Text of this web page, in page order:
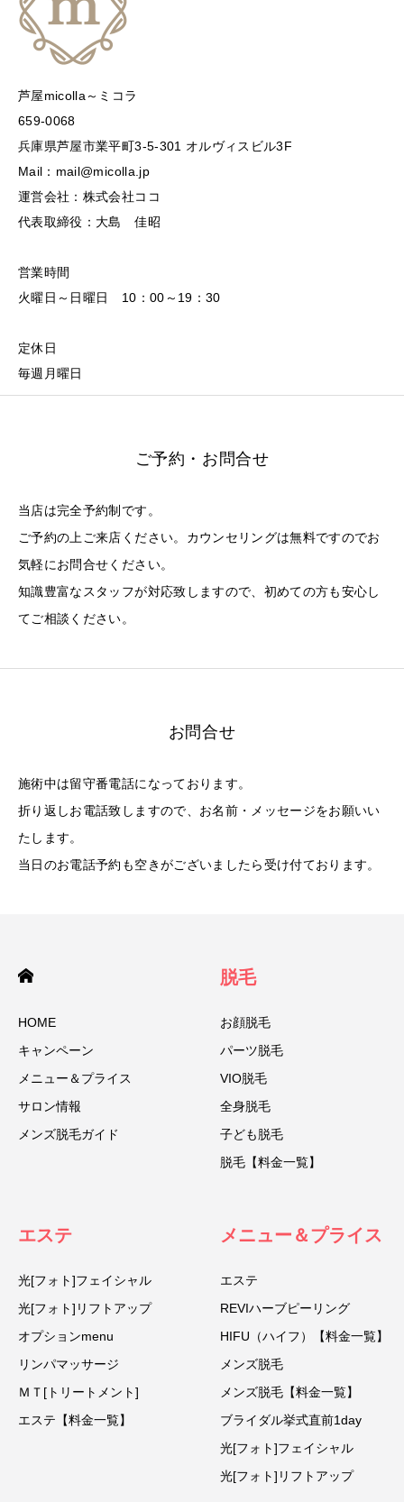
芦屋micolla～ミコラ
659-0068
兵庫県芦屋市業平町3-5-301 オルヴィスビル3F
Mail：mail@micolla.jp
運営会社：株式会社ココ
代表取締役：大島 佳昭
営業時間
火曜日～日曜日 10：00～19：30
定休日
毎週月曜日
ご予約・お問合せ
当店は完全予約制です。
ご予約の上ご来店ください。カウンセリングは無料ですのでお
気軽にお問合せください。
知識豊富なスタッフが対応致しますので、初めての方も安心し
てご相談ください。
お問合せ
施術中は留守番電話になっております。
折り返しお電話致しますので、お名前・メッセージをお願いい
たします。
当日のお電話予約も空きがございましたら受け付ております。
HOME
キャンペーン
メニュー＆プライス
サロン情報
メンズ脱毛ガイド
脱毛
お顔脱毛
パーツ脱毛
VIO脱毛
全身脱毛
子ども脱毛
脱毛【料金一覧】
エステ
光[フォト]フェイシャル
光[フォト]リフトアップ
オプションmenu
リンパマッサージ
ＭＴ[トリートメント]
エステ【料金一覧】
メニュー＆プライス
エステ
REVIハーブピーリング
HIFU（ハイフ）【料金一覧】
メンズ脱毛
メンズ脱毛【料金一覧】
ブライダル挙式直前1day
光[フォト]フェイシャル
光[フォト]リフトアップ